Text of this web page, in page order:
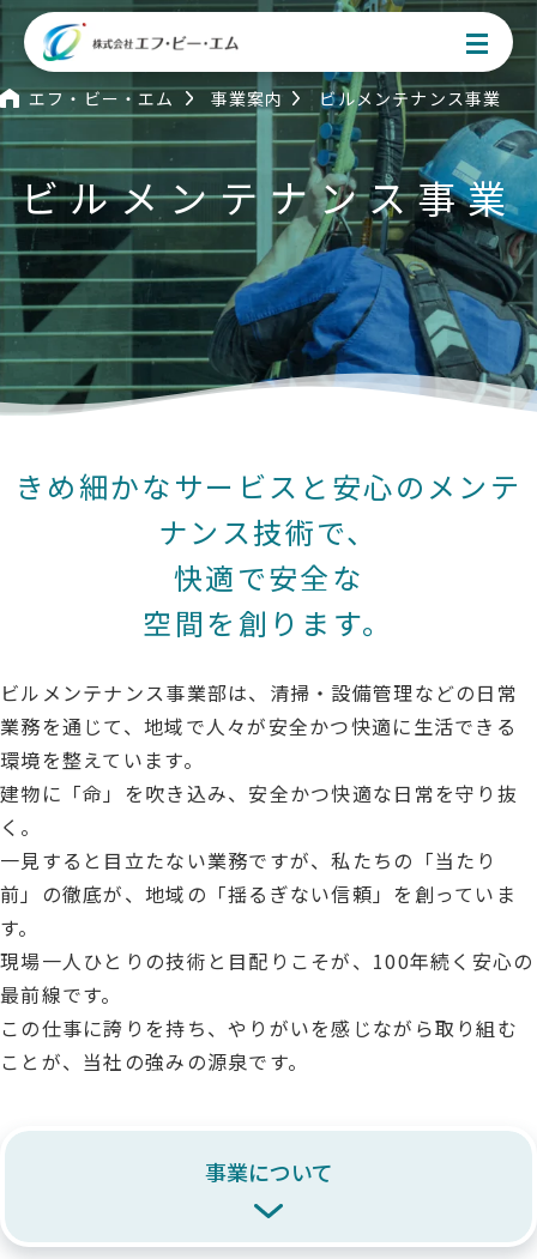
お問い合わせはこちら
事業案内
居宅介護サービス事業
不動産事業
ビルメンテナンス事業
ごあいさつ
沿革
FBMグループ会社一覧
SDGs
新着情報
エフ・ビー・エム 事業案内 ビルメンテナンス事業
ビルメンテナンス事業
きめ細かなサービスと 安心のメンテ
ナンス技術で、
快適で安全な
空間を創ります。
ビルメンテナンス事業部は、 清掃・設備管理などの日常
業務を通じて、地域で人々が安全かつ快適に生活できる
環境を整えています。
建物に「命」を吹き込み、安全かつ快適な日常を守り抜
く。
一見すると目立たない業務ですが、私たちの「当たり
前」の徹底が、地域の「揺るぎない信頼」を創っていま
す。
現場一人ひとりの技術と目配りこそが、100年続く安心の
最前線です。
この仕事に誇りを持ち、やりがいを感じながら取り組む
ことが、当社の強みの源泉です。
事業について